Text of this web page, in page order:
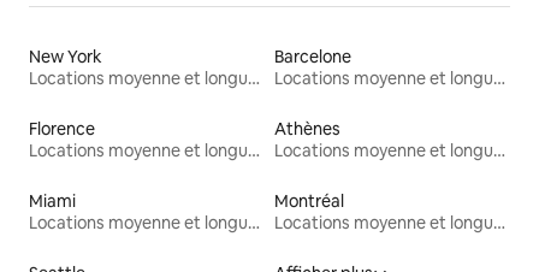
New York
Locations moyenne et longue durée
Barcelone
Locations moyenne et longue durée
Florence
Locations moyenne et longue durée
Athènes
Locations moyenne et longue durée
Miami
Locations moyenne et longue durée
Montréal
Locations moyenne et longue durée